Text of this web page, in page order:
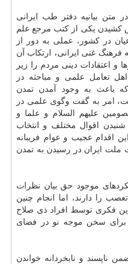
در متن بیانیه دفتر طب ایرانی
كشیدن یكی از كتب مرجع علم
در كشور، عملی به دور از
غنی ایرانی، ارتكاب آن
و اعتقادات دینی مردم را زیر
تعامل علمی و مباحثه در
باعث به وجود آمدن تمدن
امر به گفت وگوی علمی در
علیهم السلام و علما و
اقوال مختلف و انتخاب
اقدام عجیب و عوام فریبانه
ملت ایران در رسیدن به تمدن
موجود حق بیان نظرات
را دارند، اما انجام چنین
فكری توسط افراد ذی صلاح
برای سخن موجه نو در فضای
ناپسند و نابخردانه خواندن